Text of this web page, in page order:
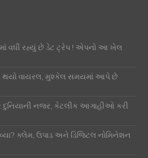
વધી રહ્યું છે ડેટ ટ્રેપ ! એપનો આ ખેલ
થયો વાયરલ, મુશ્કેલ સમયમાં આપે છે
નજર, કેટલીક આગાહીઓ કરી
ક્લેમ, ઉપાડ અને ડિજિટલ નોમિનેશન